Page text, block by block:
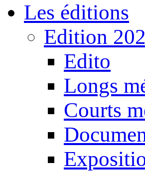
Les éditions
Edition
Edito
Longs
Courts